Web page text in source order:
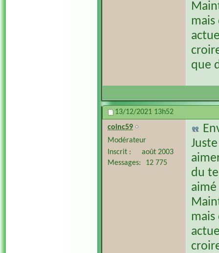
mais
que
13/12/2021 13h52
coinc59
Modérateur
Inscrit
août 2003
Messages
12 775
du
aimé
mais